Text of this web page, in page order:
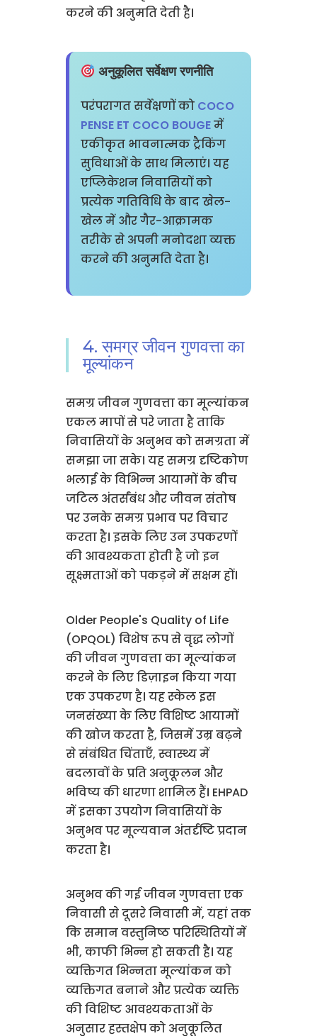
करने की अनुमति देती है।
अनुकूलित सर्वेक्षण रणनीति
परंपरागत सर्वेक्षणों को COCO
PENSE ET COCO BOUGEमें
एकीकृत भावनात्मक ट्रैकिंग
सुविधाओं के साथ मिलाएं। यह
एप्लिकेशन निवासियों को
प्रत्येक गतिविधि के बाद खेल-
खेल में और गैर-आक्रामक
तरीके से अपनी मनोदशा व्यक्त
करने की अनुमति देता है।
4. समग्र जीवन गुणवत्ता का
मूल्यांकन
समग्र जीवन गुणवत्ता का मूल्यांकन
एकल मापों से परे जाता है ताकि
निवासियों के अनुभव को समग्रता में
समझा जा सके। यह समग्र दृष्टिकोण
भलाई के विभिन्न आयामों के बीच
जटिल अंतर्संबंध और जीवन संतोष
पर उनके समग्र प्रभाव पर विचार
करता है। इसके लिए उन उपकरणों
की आवश्यकता होती है जो इन
सूक्ष्मताओं को पकड़ने में सक्षम हों।
Older People's Quality of Life
(OPQOL) विशेष रूप से वृद्ध लोगों
की जीवन गुणवत्ता का मूल्यांकन
करने के लिए डिज़ाइन किया गया
एक उपकरण है। यह स्केल इस
जनसंख्या के लिए विशिष्ट आयामों
की खोज करता है, जिसमें उम्र बढ़ने
से संबंधित चिंताएँ, स्वास्थ्य में
बदलावों के प्रति अनुकूलन और
भविष्य की धारणा शामिल हैं। EHPAD
में इसका उपयोग निवासियों के
अनुभव पर मूल्यवान अंतर्दृष्टि प्रदान
करता है।
अनुभव की गई जीवन गुणवत्ता एक
निवासी से दूसरे निवासी में, यहां तक
कि समान वस्तुनिष्ठ परिस्थितियों में
भी, काफी भिन्न हो सकती है। यह
व्यक्तिगत भिन्नता मूल्यांकन को
व्यक्तिगत बनाने और प्रत्येक व्यक्ति
की विशिष्ट आवश्यकताओं के
अनुसार हस्तक्षेप को अनुकूलित